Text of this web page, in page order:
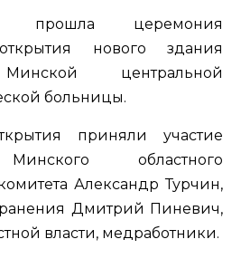
прошла церемония
нового здания
центральной
больницы.
приняли участие
областного
Александр Турчин,
Дмитрий Пиневич,
власти, медработники.